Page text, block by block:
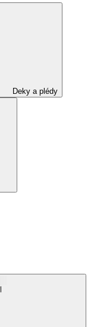
Deky a plédy